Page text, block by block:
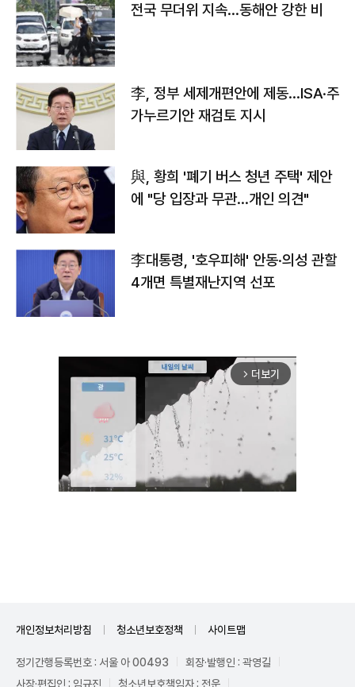
전국 무더위 지속…동해안 강한 비
李, 정부 세제개편안에 제동…ISA·주
가누르기안 재검토 지시
與, 황희 '폐기 버스 청년 주택' 제안
에 "당 입장과 무관…개인 의견"
李대통령, '호우피해' 안동·의성 관할
4개면 특별재난지역 선포
arrow_forward_ios 더보기
개인정보처리방침 청소년보호정책 사이트맵
정기간행등록번호 : 서울 아 00493
회장·발행인 : 곽영길
사장·편집인 : 임규진
청소년보호책임자 : 전운